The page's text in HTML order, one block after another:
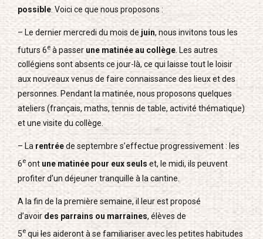
possible . Voici ce que nous proposons :
– Le dernier mercredi du mois de juin, nous invitons tous les
futurs 6e à passer une matinée au collège. Les autres
collégiens sont absents ce jour-là, ce qui laisse tout le loisir
aux nouveaux venus de faire connaissance des lieux et des
personnes. Pendant la matinée, nous proposons quelques
ateliers (français, maths, tennis de table, activité thématique)
et une visite du collège.
– La rentréede septembre s’effectue progressivement : les
6e ont une matinée pour eux seuls et, le midi, ils peuvent
profiter d’un déjeuner tranquille à la cantine.
A la fin de la première semaine, il leur est proposé
d’avoir des parrains ou marraines, élèves de
5e quiles aideront à se familiariser avec les petites habitudes